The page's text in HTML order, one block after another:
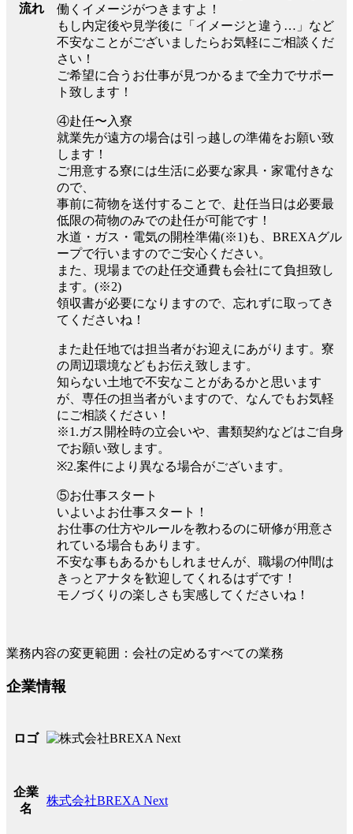
流れ
働くイメージがつきますよ！
もし内定後や見学後に「イメージと違う…」など
不安なことがございましたらお気軽にご相談くだ
さい！
ご希望に合うお仕事が見つかるまで全力でサポー
ト致します！
④赴任〜入寮
就業先が遠方の場合は引っ越しの準備をお願い致
します！
ご用意する寮には生活に必要な家具・家電付きな
ので、
事前に荷物を送付することで、赴任当日は必要最
低限の荷物のみでの赴任が可能です！
水道・ガス・電気の開栓準備(※1)も、BREXAグル
ープで行いますのでご安心ください。
また、現場までの赴任交通費も会社にて負担致し
ます。(※2)
領収書が必要になりますので、忘れずに取ってき
てくださいね！
また赴任地では担当者がお迎えにあがります。寮
の周辺環境などもお伝え致します。
知らない土地で不安なことがあるかと思います
が、専任の担当者がいますので、なんでもお気軽
にご相談ください！
※1.ガス開栓時の立会いや、書類契約などはご自身
でお願い致します。
※2.案件により異なる場合がございます。
⑤お仕事スタート
いよいよお仕事スタート！
お仕事の仕方やルールを教わるのに研修が用意さ
れている場合もあります。
不安な事もあるかもしれませんが、職場の仲間は
きっとアナタを歓迎してくれるはずです！
モノづくりの楽しさも実感してくださいね！
業務内容の変更範囲：会社の定めるすべての業務
企業情報
ロゴ
企業
名
株式会社BREXA Next